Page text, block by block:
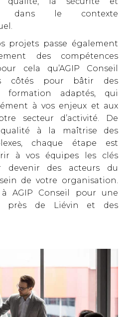
dans le contexte
projets passe également
des compétences
cela qu’AGIP Conseil
côtés pour bâtir des
formation adaptés, qui
à vos enjeux et aux
secteur d’activité. De
à la maîtrise des
chaque étape est
à vos équipes les clés
devenir des acteurs du
de votre organisation.
à AGIP Conseil pour une
près de Liévin et des